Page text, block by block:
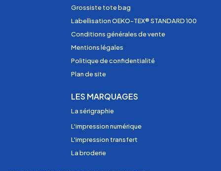
Grossiste tote bag
Labellisation OEKO-TEX® STANDARD 100
Conditions générales de vente
Mentions légales
Politique de confidentialité
Plan de site
LES MARQUAGES
La sérigraphie
L'impression numérique
L'impression transfert
La broderie